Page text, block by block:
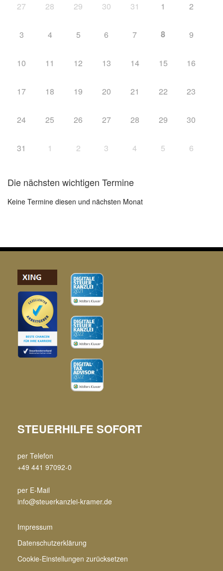
27 28 29 30 31 1 2
3 4 5 6 7 8 9
10 11 12 13 14 15 16
17 18 19 20 21 22 23
24 25 26 27 28 29 30
31 1 2 3 4 5 6
Die nächsten wichtigen Termine
Keine Termine diesen und nächsten Monat
STEUERHILFE SOFORT
per Telefon
+49 441 97092-0
per E-Mail
info@steuerkanzlei-kramer.de
Impressum
Datenschutzerklärung
Cookie-Einstellungen zurücksetzen